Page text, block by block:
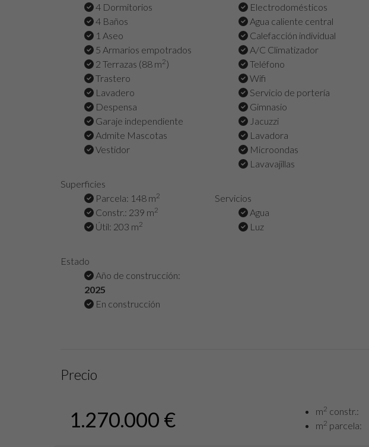
4 Dormitorios
4 Baños
1 Aseo
5 Armarios empotrados
2 Terrazas (88 m2)
Trastero
Lavadero
Despensa
Garaje independiente
Admite Mascotas
Vestidor
Superficies
Parcela: 148 m2
Constr.: 239 m2
Útil: 203 m2
Estado
Año de construcción:
2025
En construcción
Electrodomésticos
Agua caliente central
Calefacción individual
A/C Climatizador
Teléfono
Wifi
Servicio de portería
Gimnasio
Jacuzzi
Lavadora
Microondas
Lavavajillas
Servicios
Agua
Luz
Precio
1.270.000 € m2 constr.:
m2 parcela: